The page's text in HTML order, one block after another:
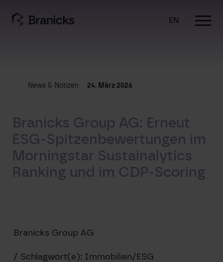
content
EN
News & Notizen 24. März 2026
Branicks Group AG: Erneut
ESG-Spitzenbewertungen im
Morningstar Sustainalytics
Ranking und im CDP-Scoring
Branicks Group AG
/ Schlagwort(e): Immobilien/ESG